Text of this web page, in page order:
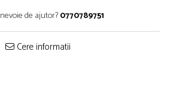
de ajutor?0770789751
Cere informatii